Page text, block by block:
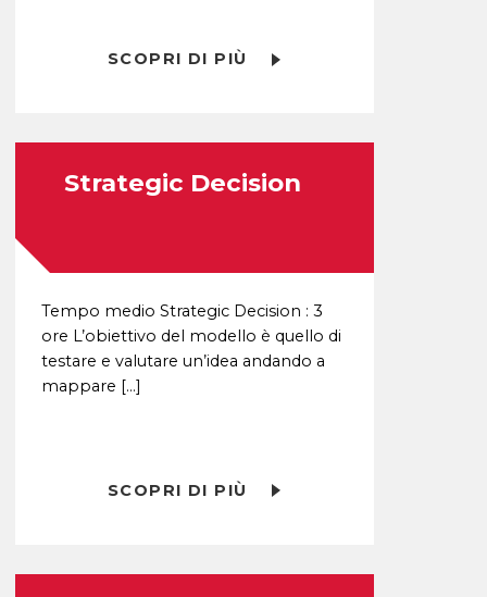
SCOPRI DI PIÙ
Strategic Decision
Tempo medio Strategic Decision : 3
ore L’obiettivo del modello è quello di
testare e valutare un’idea andando a
mappare […]
SCOPRI DI PIÙ